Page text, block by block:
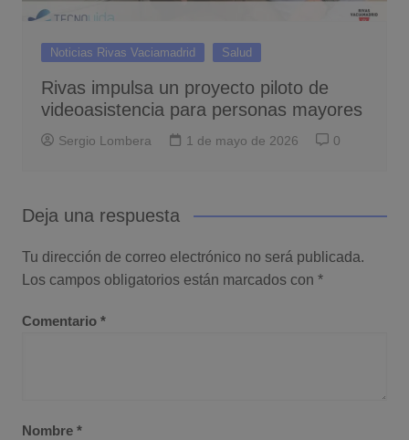
Noticias Rivas Vaciamadrid Salud
Rivas impulsa un proyecto piloto de
videoasistencia para personas mayores
Sergio Lombera 1 de mayo de 2026 0
Deja una respuesta
Tu dirección de correo electrónico no será publicada.
Los campos obligatorios están marcados con *
Comentario *
Nombre *